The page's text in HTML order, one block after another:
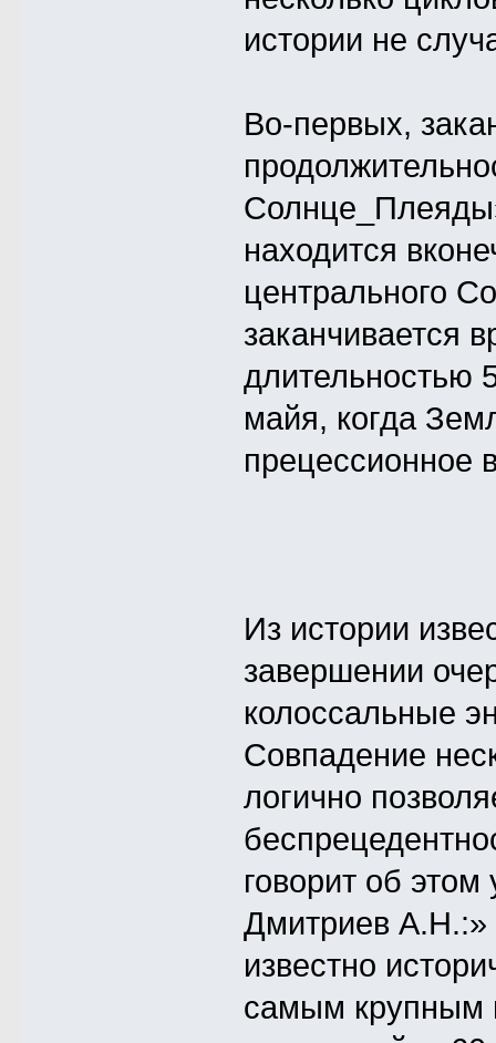
истории не
Во-первых,
находится
центрального
заканчивается
длительностью
майя, когда
прецессионное
Из истории
завершении
колоссальные
Совпадение
логично
говорит об
Дмитриев А.Н.:»
известно
самым крупным